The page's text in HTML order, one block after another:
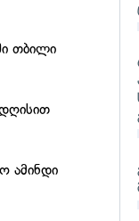
თბილი
ამინდი